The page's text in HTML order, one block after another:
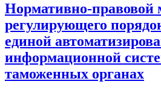
Нормативно-правовой
регулирующего
единой
информационной
таможенных органах